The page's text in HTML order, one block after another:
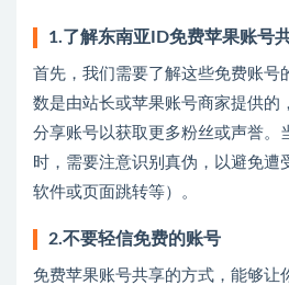
1.了解东南亚ID免费苹果账号
首先，我们需要了解这些免费账号
数是由站长或苹果账号商家提供的
分享账号以获取更多粉丝或声誉。
时，需要注意识别真伪，以避免遭
软件或页面跳转等）。
2.不要轻信免费的账号
免费苹果账号共享的方式，能够让